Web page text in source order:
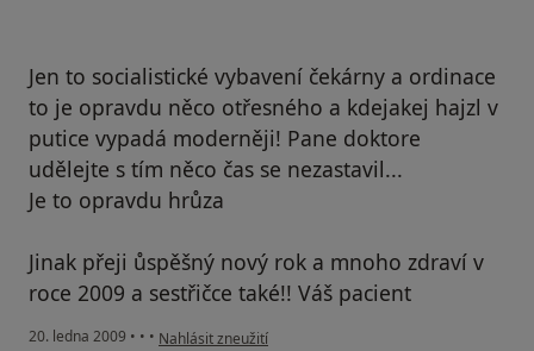
Jen to socialistické vybavení čekárny a ordinace
to je opravdu něco otřesného a kdejakej hajzl v
putice vypadá moderněji! Pane doktore
udělejte s tím něco čas se nezastavil...
Je to opravdu hrůza
Jinak přeji ůspěšný nový rok a mnoho zdraví v
roce 2009 a sestřičce také!! Váš pacient
20. ledna 2009 • • • podle názoru uživatele pacient
Nahlásit zneužití